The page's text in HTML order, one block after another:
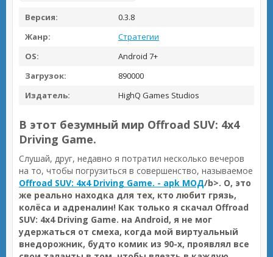
Версия:
0.3.8
Жанр:
Стратегии
OS:
Android 7+
Загрузок:
890000
Издатель:
HighQ Games Studios
В этот безумный мир Offroad SUV: 4x4
Driving Game.
Слушай, друг, недавно я потратил несколько вечеров
на то, чтобы погрузиться в совершенство, называемое
Offroad SUV: 4x4 Driving Game. - apk МОД/b>. О, это
же реально находка для тех, кто любит грязь,
колёса и адреналин! Как только я скачал Offroad
SUV: 4x4 Driving Game. на Android, я не мог
удержаться от смеха, когда мой виртуальный
внедорожник, будто комик из 90-х, проявлял все